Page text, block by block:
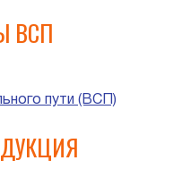
ВСП
пути (ВСП)